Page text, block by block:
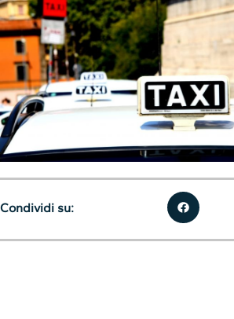
Condividi su: